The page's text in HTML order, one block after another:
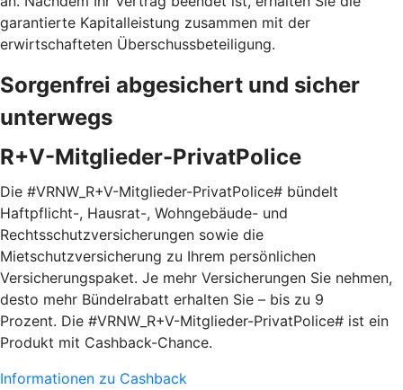
garantierte Kapitalleistung zusammen mit der
erwirtschafteten Überschussbeteiligung.
Sorgenfrei abgesichert und sicher
unterwegs
R+V-Mitglieder-PrivatPolice
Die #VRNW_R+V-Mitglieder-PrivatPolice# bündelt
Haftpflicht-, Hausrat-, Wohngebäude- und
Rechtsschutzversicherungen sowie die
Mietschutzversicherung zu Ihrem persönlichen
Versicherungspaket. Je mehr Versicherungen Sie nehmen,
desto mehr Bündelrabatt erhalten Sie – bis zu 9
Prozent. Die #VRNW_R+V-Mitglieder-PrivatPolice# ist ein
Produkt mit Cashback-Chance.
Informationen zu Cashback